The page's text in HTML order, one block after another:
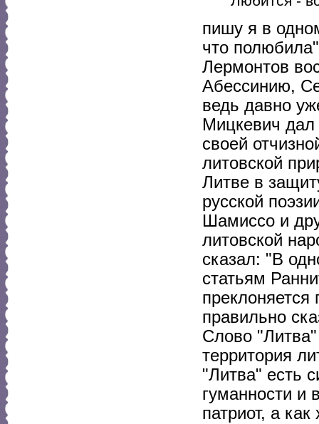
пишу я в
что
Лермонтов
Абессинию,
ведь давно
Мицкевич
своей
литовской
Литве в
русской
Шамиссо и
литовской
сказал: "В
статьям
правильно
Слово "Литва"
территория
"Литва" есть
гуманности и
патриот, а как